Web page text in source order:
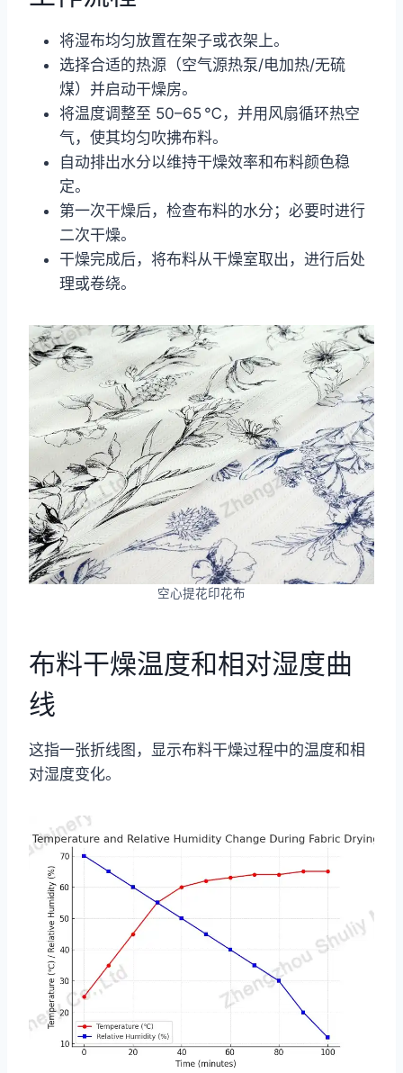
将湿布均匀放置在架子或衣架上。
选择合适的热源（空气源热泵/电加热/无硫
煤）并启动干燥房。
将温度调整至 50–65 ℃，并用风扇循环热空
气，使其均匀吹拂布料。
自动排出水分以维持干燥效率和布料颜色稳
定。
第一次干燥后，检查布料的水分；必要时进行
二次干燥。
干燥完成后，将布料从干燥室取出，进行后处
理或卷绕。
空心提花印花布
布料干燥温度和相对湿度曲
线
这指一张折线图，显示布料干燥过程中的温度和相
对湿度变化。